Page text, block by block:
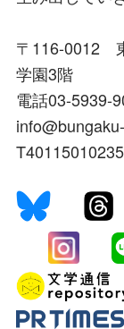
〒116-0012
学園3階
電話03-